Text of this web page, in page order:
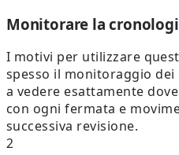
Monitorare la
I motivi per utilizzare
spesso il monitoraggio
a vedere esattamente
con ogni fermata e
successiva revisione.
2